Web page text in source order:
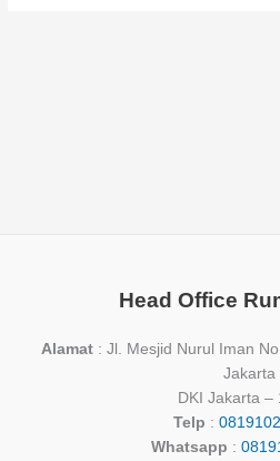
Head Office
Alamat : Jl. Mesjid Nurul Iman
Jakarta
DKI Jakarta –
Telp :
Whatsapp :